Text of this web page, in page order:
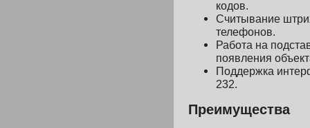
кодов.
Считывание
телефонов.
Работа на
появления
Поддержка
232.
Преимущества